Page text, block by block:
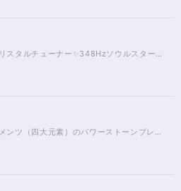
霊性研磨のクリスタルチューナー✨348Hzソウルスターチャクラのヒーリング
フォー・エレメンツ（四大元素）のパワーストーンブレスレット✨レインボーオーラ16cm